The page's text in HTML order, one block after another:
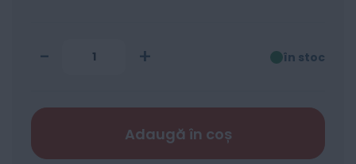
- + în stoc
Adaugă în coș